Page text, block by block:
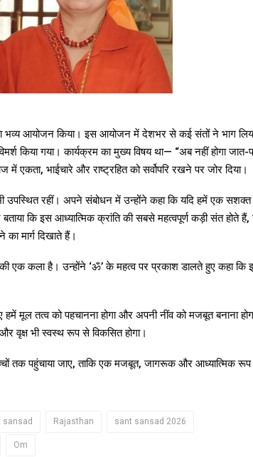
भव्य आयोजन किया। इस आयोजन में देशभर से कई संतों ने भाग
किया गया। कार्यक्रम का मुख्य विषय था— “अब नहीं होगा जात-
एकता, भाईचारे और राष्ट्रहित को सर्वोपरि रखने पर जोर दिया।
उपस्थित रहीं। अपने संबोधन में उन्होंने कहा कि यदि हमें एक सशक्त
कि इस आध्यात्मिक क्रांति की सबसे महत्वपूर्ण कड़ी संत होते हैं,
मार्ग दिखाते हैं।
एक कला है। उन्होंने ‘ॐ’ के महत्व पर प्रकाश डालते हुए कहा कि
मूल तत्व को पहचानना होगा और अपनी नींव को मजबूत बनाना
वृक्ष भी स्वस्थ रूप से विकसित होगा।
तक पहुंचाया जाए, ताकि एक मजबूत, जागरूक और आध्यात्मिक
sansad Rajasthan sant sansad 2026
Om